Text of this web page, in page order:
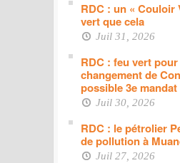
RDC : un « Couloir
vert que cela
Juil 31, 2026
RDC : feu vert
changement de
possible 3e
Juil 30, 2026
RDC : le pétrolier
de pollution à
Juil 27, 2026